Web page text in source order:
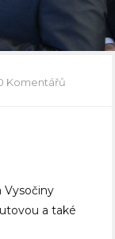
Komentářů
Vysočiny
a také